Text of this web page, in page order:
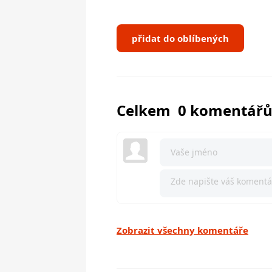
přidat do oblíbených
Celkem 0 komentářů
Zobrazit všechny komentáře